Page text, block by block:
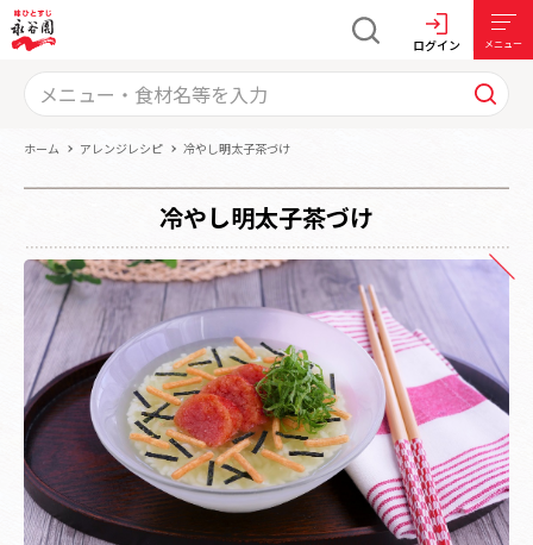
ログイン メニュー
ホーム アレンジレシピ 冷やし明太子茶づけ
冷やし明太子茶づけ